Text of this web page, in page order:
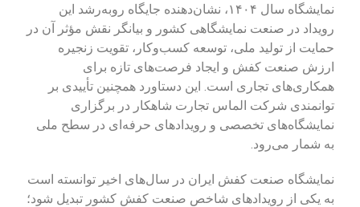
نمایشگاه سال ۱۴۰۴، نشان‌دهنده جایگاه رو‌به‌رشد این
رویداد در صنعت نمایشگاهی کشور و بیانگر نقش مؤثر آن در
حمایت از تولید ملی، توسعه کسب‌وکار، تقویت زنجیره
ارزش صنعت کفش و ایجاد فرصت‌های تازه برای
همکاری‌های تجاری است. این دستاورد همچنین تأییدی بر
توانمندی شرکت الماس تجارت شاهکار در برگزاری
نمایشگاه‌های تخصصی و رویدادهای حرفه‌ای در سطح ملی
به شمار می‌رود.
نمایشگاه صنعت کفش ایران در سال‌های اخیر توانسته است
به یکی از رویدادهای شاخص صنعت کفش کشور تبدیل شود؛